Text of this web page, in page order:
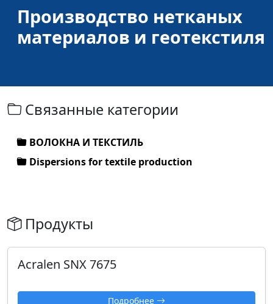
Производство нетканых
материалов и геотекстиля
Связанные категории
ВОЛОКНА И ТЕКСТИЛЬ
Dispersions for textile production
Продукты
Acralen SNX 7675
Подробнее